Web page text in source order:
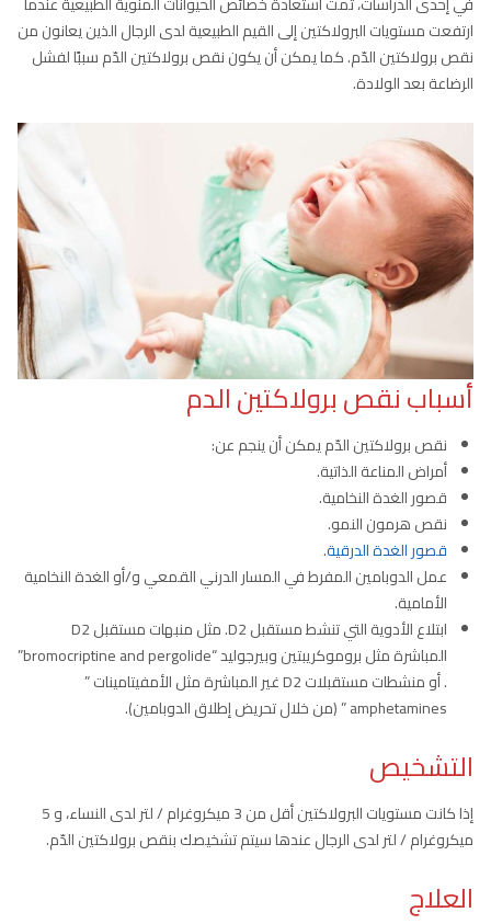
ارتفعت مستويات البرولاكتين إلى القيم الطبيعية لدى الرجال الذين يعانون من
نقص برولاكتين الدّم. كما يمكن أن يكون نقص برولاكتين الدّم سببًا لفشل
الرضاعة بعد الولادة.
أسباب نقص برولاكتين الدم
نقص برولاكتين الدّم يمكن أن ينجم عن:
أمراض المناعة الذاتية.
قصور الغدة النخامية.
نقص هرمون النمو.
قصور الغدة الدرقية.
عمل الدوبامين المفرط في المسار الدرني القمعي و/أو الغدة النخامية
الأمامية.
ابتلاع الأدوية التي تنشط مستقبل D2. مثل منبهات مستقبل D2
المباشرة مثل بروموكريبتين وبيرجوليد “bromocriptine and pergolide”
. أو منشطات مستقبلات D2 غير المباشرة مثل الأمفيتامينات ”
amphetamines ” (من خلال تحريض إطلاق الدوبامين).
التشخيص
إذا كانت مستويات البرولاكتين أقل من 3 ميكروغرام / لتر لدى النساء، و 5
ميكروغرام / لتر لدى الرجال عندها سيتم تشخيصك بنقص برولاكتين الدّم.
العلاج